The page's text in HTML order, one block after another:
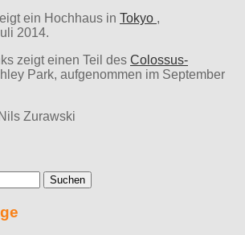
ein Hochhaus in Tokyo ,
2014.
zeigt einen Teil des Colossus-
Park, aufgenommen im September
Zurawski